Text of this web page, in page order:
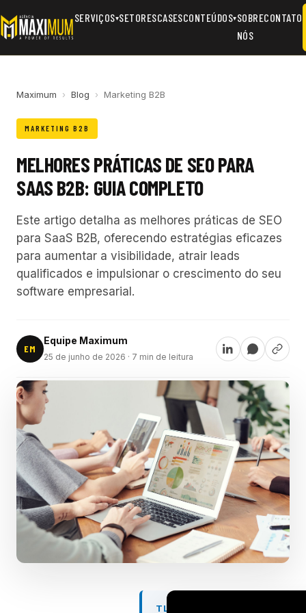
SERVIÇOS▾SETORESCASESCONTEÚDOS▾SOBRE
NÓS
CONTATO
Maximum › Blog › Marketing B2B
MARKETING B2B
MELHORES PRÁTICAS DE SEO PARA
SAAS B2B: GUIA COMPLETO
Este artigo detalha as melhores práticas de SEO
para SaaS B2B, oferecendo estratégias eficazes
para aumentar a visibilidade, atrair leads
qualificados e impulsionar o crescimento do seu
software empresarial.
EM
Equipe Maximum
25 de junho de 2026 · 7 min de leitura
TL;DR